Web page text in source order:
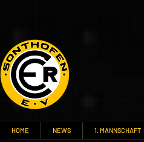
HOME NEWS 1. MANNSCHAFT